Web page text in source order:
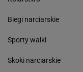
Biegi narciarskie
Sporty walki
Skoki narciarskie